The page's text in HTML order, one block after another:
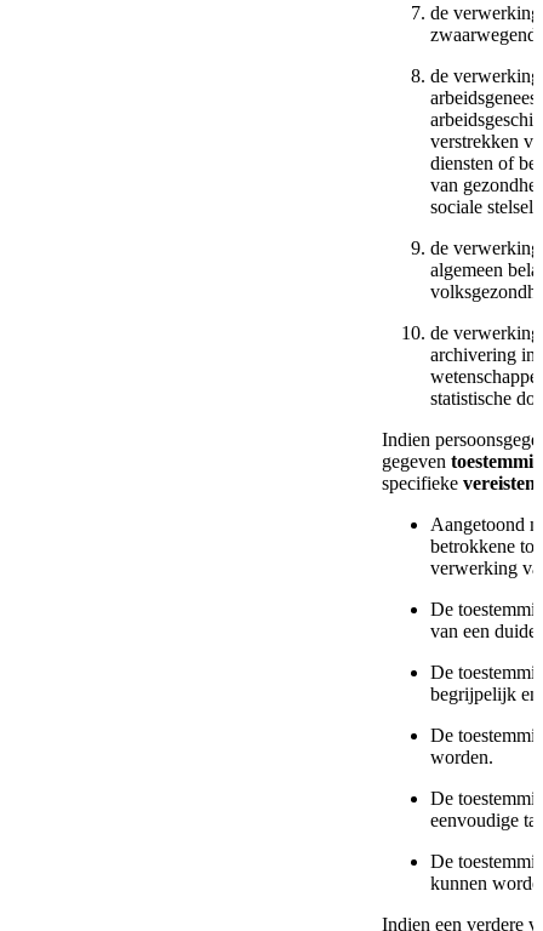
de
zwaarwegend
de
verstrekken
diensten of
van
sociale stelsel
de
algemeen
de
archivering in
statistische
Indien
gegeven
specifieke vereisten
Aangetoond
betrokkene
verwerking
De
van een
De
begrijpelijk
De
worden.
De
eenvoudige
De
kunnen
Indien een verdere